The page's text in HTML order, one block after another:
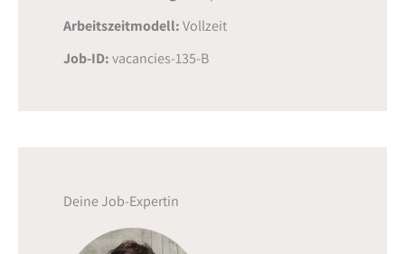
Arbeitszeitmodell:Vollzeit
Job-ID:vacancies-135-B
Deine Job-Expertin